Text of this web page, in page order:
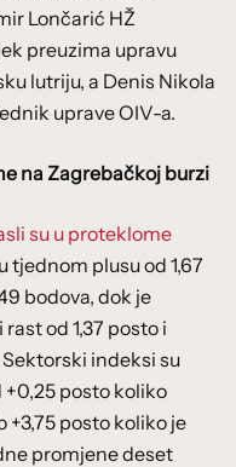
Lončarić HŽ
preuzima upravu
lutriju, a Denis Nikola
uprave OIV-a.
na Zagrebačkoj burzi
su u proteklome
tjednom plusu od 1,67
bodova, dok je
od 1,37 posto i
Sektorski indeksi su
posto koliko
posto koliko je
promjene deset